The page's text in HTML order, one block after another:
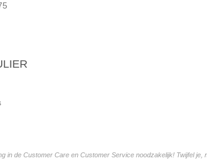
in de Customer Care en Customer Service noodzakelijk! Twijfel je,